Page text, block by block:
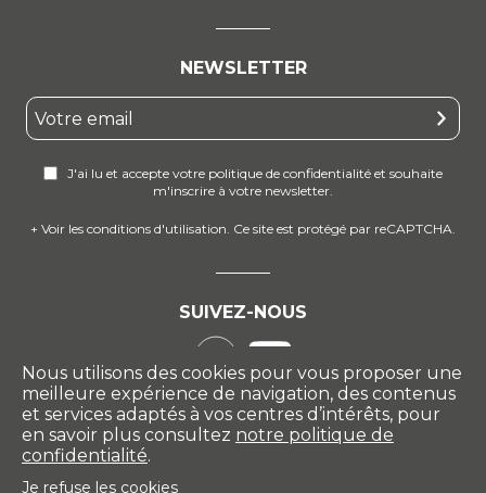
NEWSLETTER
J'ai lu et accepte votre politique de confidentialité et souhaite
m'inscrire à votre newsletter.
+ Voir les conditions d'utilisation. Ce site est protégé par reCAPTCHA.
SUIVEZ-NOUS
Nous utilisons des cookies pour vous proposer une
meilleure expérience de navigation, des contenus
et services adaptés à vos centres d’intérêts, pour
en savoir plus consultez notre politique de
confidentialité.
Je refuse les cookies